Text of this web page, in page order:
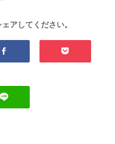
アしてください。